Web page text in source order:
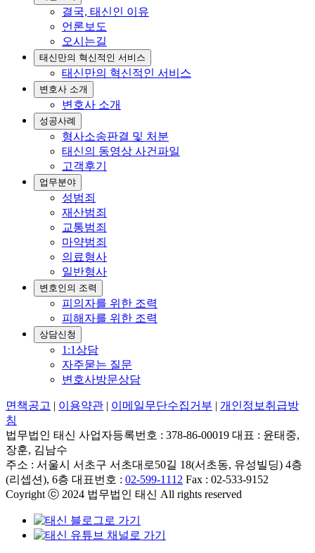
결국, 태신인 이유
언론보도
오시는길
태신만의 혁신적인 서비스
태신만의 혁신적인 서비스
변호사 소개
변호사 소개
성공사례
형사소송판결 및 처분
태신의 동영상 사건파일
고객후기
업무분야
성범죄
재산범죄
교통범죄
마약범죄
의료형사
일반형사
변호인의 조력
피의자를 위한 조력
피해자를 위한 조력
상담신청
1:1상담
자주묻는 질문
변호사방문상담
면책공고 | 이용약관 | 이메일무단수집거부 | 개인정보취급방
침
법무법인 태신 사업자등록번호 : 378-86-00019 대표 : 윤태중,
장훈, 김남수
주소 : 서울시 서초구 서초대로50길 18(서초동, 유성빌딩) 4층
(리셉션), 6층 대표번호 : 02-599-1112 Fax : 02-533-9152
Coyright ⓒ 2024 법무법인 태신 All rights reserved